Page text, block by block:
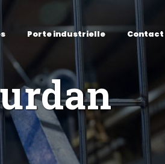
Porte industrielle Contact